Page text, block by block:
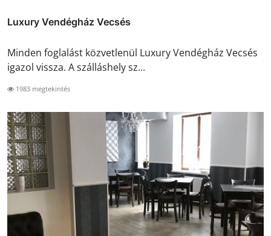
Luxury Vendégház Vecsés
Minden foglalást közvetlenül Luxury Vendégház Vecsés
igazol vissza. A szálláshely sz...
1983 megtekintés